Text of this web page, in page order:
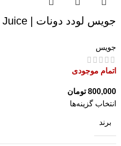
جویس لودد دونات | GLAZED DONUTS Juice
جویس
اتمام موجودی
800,000 تومان
انتخاب گزینه‌ها
برند